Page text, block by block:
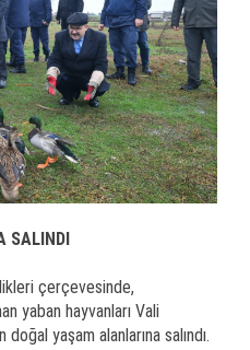
SALINDI
çerçevesinde,
yaban hayvanları Vali
doğal yaşam alanlarına salındı.